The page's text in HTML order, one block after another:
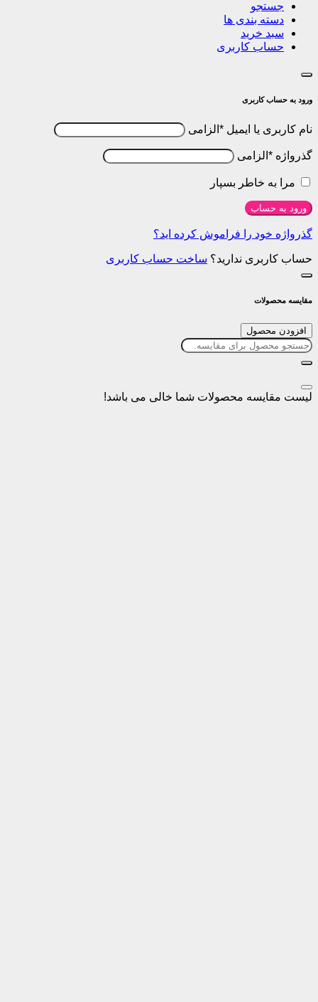
بندی ها
خرید
کاربری
یا ایمیل *الزامی
خاطر بسپار
را فراموش کرده اید؟
ندارید؟ساخت حساب کاربری
محصولات شما خالی می باشد!